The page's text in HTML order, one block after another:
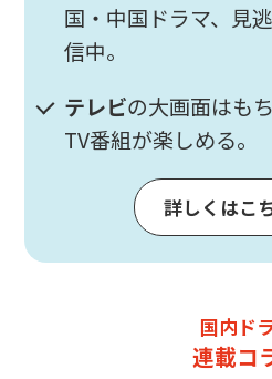
国・中国ドラマ、見
信中。
テレビの大画面はもち
TV番組が楽しめる。
詳しくはこ
国内ド
連載コ